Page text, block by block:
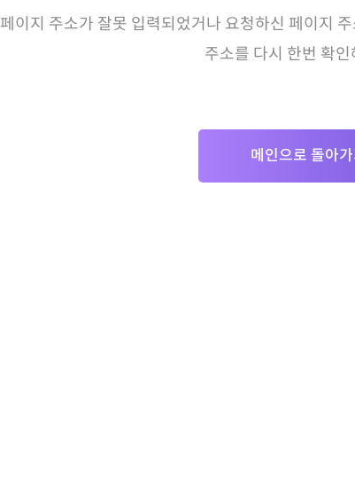
페이지 주소가 잘못 입력되었거나 요청하신 페이지
주소를 다시 한번 확인
메인으로 돌아가